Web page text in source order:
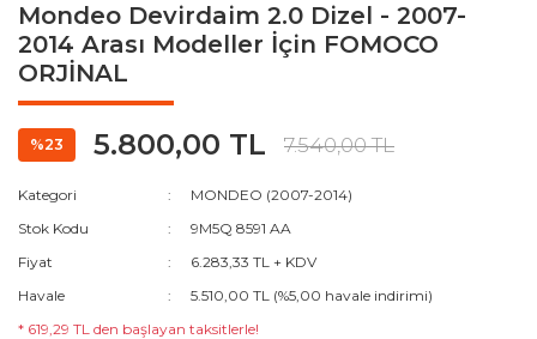
Mondeo Devirdaim 2.0 Dizel - 2007-
2014 Arası Modeller İçin FOMOCO
ORJİNAL
%23 5.800,00 TL 7.540,00 TL
Kategori
MONDEO (2007-2014)
Stok Kodu
9M5Q 8591 AA
Fiyat
6.283,33 TL + KDV
Havale
5.510,00 TL (%5,00 havale indirimi)
* 619,29 TL den başlayan taksitlerle!